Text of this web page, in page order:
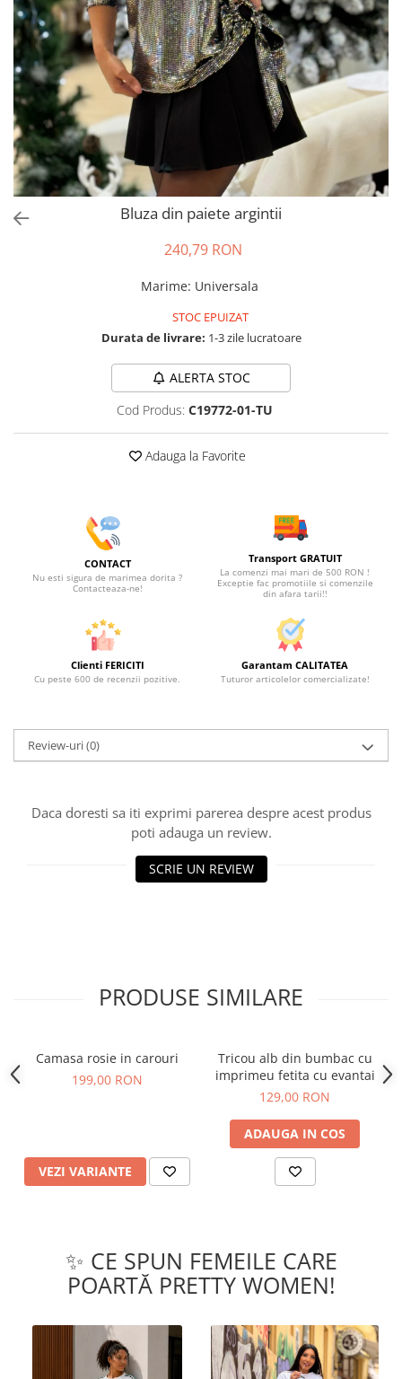
Tricouri si topuri
Rochii de eveniment
Bluza din paiete argintii
240,79 RON
Marime: Universala
STOC EPUIZAT
Durata de livrare: 1-3 zile lucratoare
ALERTA STOC
Cod Produs: C19772-01-TU
Adauga la Favorite
CONTACT
Nu esti sigura de marimea dorita ?
Contacteaza-ne!
Transport GRATUIT
La comenzi mai mari de 500 RON !
Exceptie fac promotiile si comenzile
din afara tarii!!
Clienti FERICITI
Cu peste 600 de recenzii pozitive.
Garantam CALITATEA
Tuturor articolelor comercializate!
Review-uri(0)
Daca doresti sa iti exprimi parerea despre acest produs
poti adauga un review.
SCRIE UN REVIEW
PRODUSE SIMILARE
Camasa rosie in carouri
199,00 RON
VEZI VARIANTE
Tricou alb din bumbac cu
imprimeu fetita cu evantai
129,00 RON
ADAUGA IN COS
✨ CE SPUN FEMEILE CARE
POARTĂ PRETTY WOMEN!